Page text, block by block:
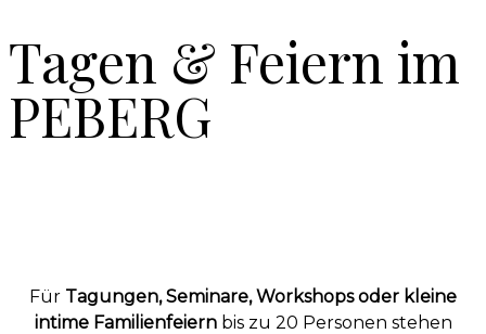
Tagen & Feiern im
PEBERG
Für Tagungen, Seminare, Workshops oder kleine
intime Familienfeiernbis zu 20 Personen stehen